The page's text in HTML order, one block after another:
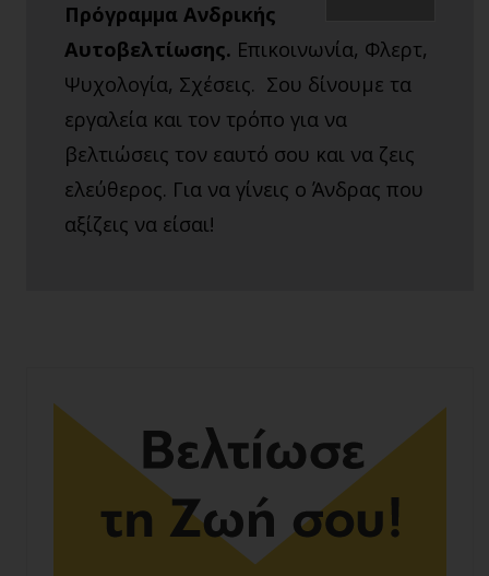
Πρόγραμμα Ανδρικής
Αυτοβελτίωσης. Επικοινωνία, Φλερτ,
Ψυχολογία, Σχέσεις. Σου δίνουμε τα
εργαλεία και τον τρόπο για να
βελτιώσεις τον εαυτό σου και να ζεις
ελεύθερος. Για να γίνεις ο Άνδρας που
αξίζεις να είσαι!